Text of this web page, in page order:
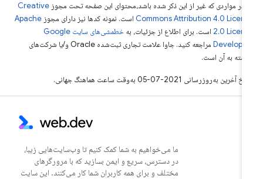
در مواردی که غیر از این ذکر شده باشد،‌محتوای این صفحه تحت مجوزCreative
Commons Attribution 4.0است. نمونه کدها نیز دارای مجوزApache
2.0است. برای اطلاع از جزئیات، به
خطمشی‌های سایت Google
مراجعه کنید. جاوا علامت تجاری ثبت‌شده Oracle و/یا شرکت‌های
به آن است.
آخرین به‌روزرسانی 2021-07-05 به‌وقت ساعت هماهنگ جهانی.
ما می‌خواهیم به شما کمک کنیم تا وب‌سایت‌هایی زیبا،
در دسترس، سریع و ایمن بسازید که با مرورگرهای
مختلف و برای همه کاربران شما کار می‌کنند. این سایت